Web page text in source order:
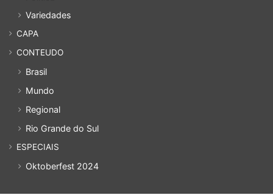
Variedades
CAPA
CONTEUDO
Brasil
Mundo
Regional
Rio Grande do Sul
ESPECIAIS
Oktoberfest 2024